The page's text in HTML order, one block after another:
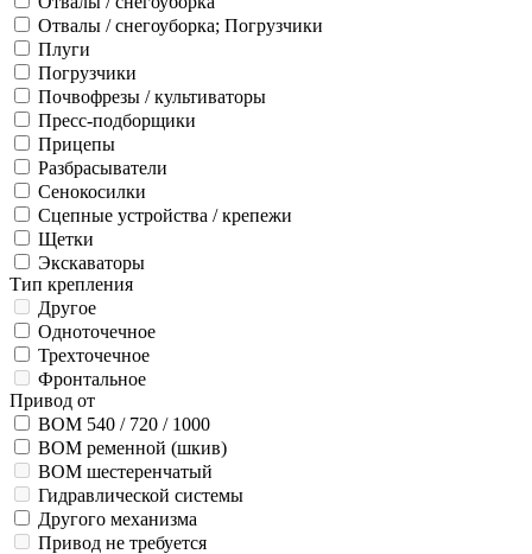
Отвалы / снегоуборка; Погрузчики
Плуги
Погрузчики
Почвофрезы / культиваторы
Пресс-подборщики
Прицепы
Разбрасыватели
Сенокосилки
Сцепные устройства / крепежи
Щетки
Экскаваторы
Тип крепления
Другое
Одноточечное
Трехточечное
Фронтальное
Привод от
ВОМ 540 / 720 / 1000
ВОМ ременной (шкив)
ВОМ шестеренчатый
Гидравлической системы
Другого механизма
Привод не требуется